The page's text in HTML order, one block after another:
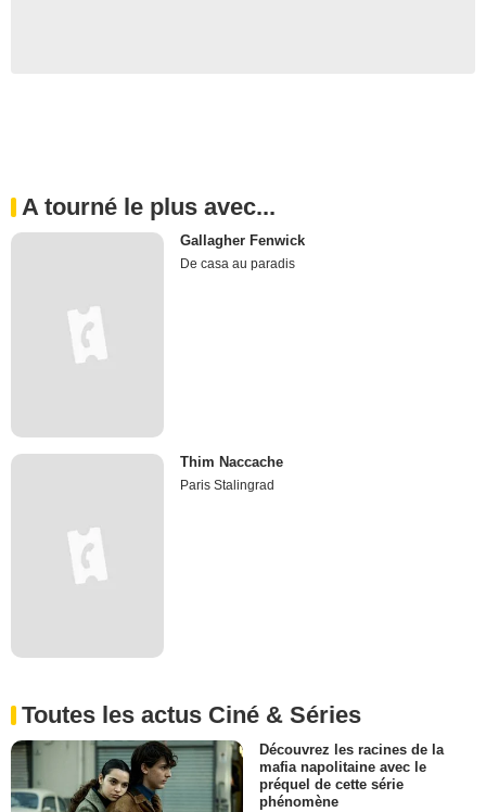
A tourné le plus avec...
Gallagher Fenwick
De casa au paradis
Thim Naccache
Paris Stalingrad
Toutes les actus Ciné & Séries
Découvrez les racines de la
mafia napolitaine avec le
préquel de cette série
phénomène